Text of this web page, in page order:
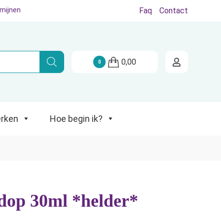
Hoe begin ik?
Faq Contact
0 0,00
Hoe begin ik?
30ml *helder*